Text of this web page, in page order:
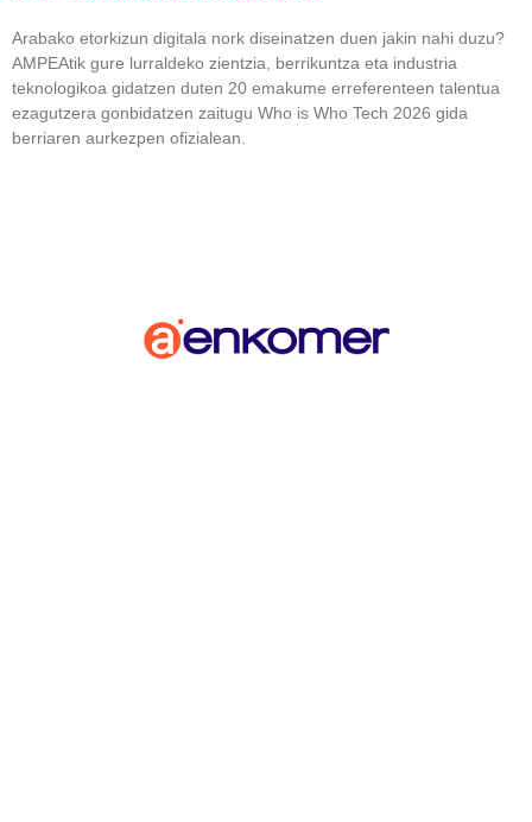
Arabako etorkizun digitala nork diseinatzen duen jakin nahi duzu?
AMPEAtik gure lurraldeko zientzia, berrikuntza eta industria
teknologikoa gidatzen duten 20 emakume erreferenteen talentua
ezagutzera gonbidatzen zaitugu Who is Who Tech 2026 gida
berriaren aurkezpen ofizialean.